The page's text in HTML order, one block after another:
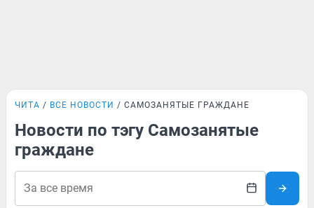
ЧИТА ВСЕ НОВОСТИ САМОЗАНЯТЫЕ ГРАЖДАНЕ
Новости по тэгу Самозанятые
граждане